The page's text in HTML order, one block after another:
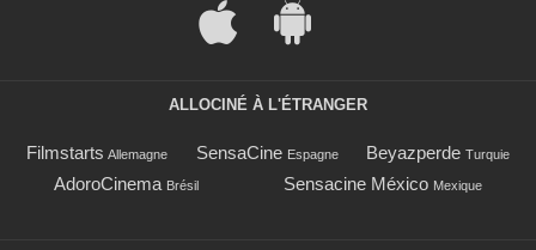
ALLOCINÉ À L'ÉTRANGER
Filmstarts Allemagne SensaCine Espagne Beyazperde Turquie
AdoroCinema Brésil Sensacine México Mexique